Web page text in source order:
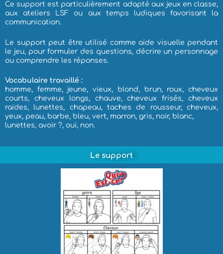
Ce support est particulièrement adapté aux jeux en classe,
aux ateliers LSF ou aux temps ludiques favorisant la
communication.
Le support peut être utilisé comme aide visuelle pendant
le jeu, pour formuler des questions, décrire un personnage
ou comprendre les réponses.
Vocabulaire travaillé :
homme, femme, jeune, vieux, blond, brun, roux, cheveux
courts, cheveux longs, chauve, cheveux frisés, cheveux
raides, lunettes, chapeau, taches de rousseur, cheveux,
yeux, peau, barbe, bleu, vert, marron, gris, noir, blanc,
lunettes, avoir ?, oui, non.
Le support